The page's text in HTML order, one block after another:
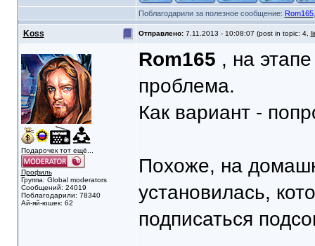
Поблагодарили за полезное сообщение: Rom165
Koss Отправлено: 7.11.2013 - 10:08:07 (post in topic: 4,
Подарочек тот ещё...
Профиль
Группа: Global moderators
Сообщений: 24019
Поблагодарили: 78340
Ай-яй-юшек: 62
Rom165 , на
проблема.
Как вариант -
Похоже, на
установилась,
подписаться